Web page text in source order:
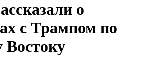
о
с Трампом по